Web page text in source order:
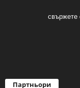
свържете
Партньори